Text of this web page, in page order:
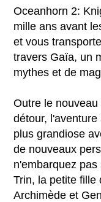
Oceanhorn 2:
mille ans avant
et vous
travers Gaïa, un
mythes et de
Outre le
détour,
plus grandiose
de nouveaux
n'embarquez
Trin, la petite fille
Archimède et